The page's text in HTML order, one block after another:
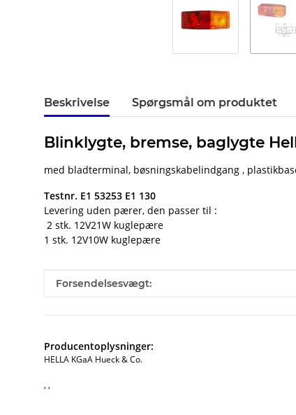
Beskrivelse Spørgsmål om produktet
Blinklygte, bremse, baglygte
med bladterminal, bøsningskabelindgang ,
Testnr. E1 53253 E1 130
Levering uden pærer, den passer til :
2 stk. 12V21W kuglepære
1 stk. 12V10W kuglepære
#productDetails.itemInformation#
#productDetails.itemValue#
Forsendelsesvægt:
Producentoplysninger:
HELLA KGaA Hueck & Co.
, ,